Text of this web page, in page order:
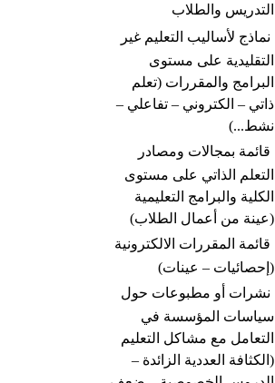
التدريس والطلاب
نماذج لأساليب التعليم غير
التقليدية على مستوى
البرامج والمقررات (تعلم
ذاتي – الكتروني – تفاعلي –
نشط...)
قائمة بمجالات ومصادر
التعلم الذاتي على مستوى
الكلية والبرامج التعليمية
(عينة من أعمال الطلاب)
قائمة المقررات الالكترونية
(إحصائيات – عينات)
نشرات أو مطبوعات حول
سياسات المؤسسة في
التعامل مع مشاكل التعليم
(الكثافة العددية الزائدة –